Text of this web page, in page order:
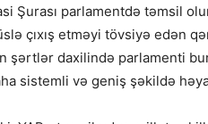
Şurası parlamentdə təmsil
çıxış etməyi tövsiyə edən
şərtlər daxilində parlamenti
sistemli və geniş şəkildə